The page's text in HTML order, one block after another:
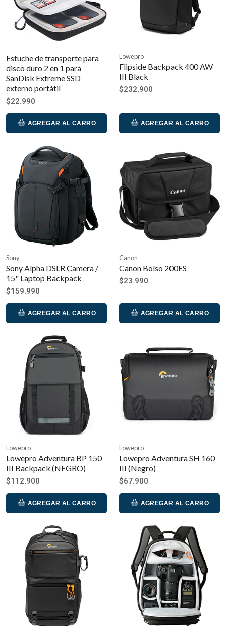
Estuche de transporte para
disco duro 2 en 1 para
SanDisk Extreme SSD
externo portátil
$22.990
AGREGAR AL CARRO
Lowepro
Flipside Backpack 400 AW
III Black
$232.900
AGREGAR AL CARRO
Sony
Sony Alpha DSLR Camera /
15" Laptop Backpack
$159.990
AGREGAR AL CARRO
Canon
Canon Bolso 200ES
$23.990
AGREGAR AL CARRO
Lowepro
Lowepro Adventura BP 150
III Backpack (NEGRO)
$112.900
AGREGAR AL CARRO
Lowepro
Lowepro Adventura SH 160
III (Negro)
$67.900
AGREGAR AL CARRO